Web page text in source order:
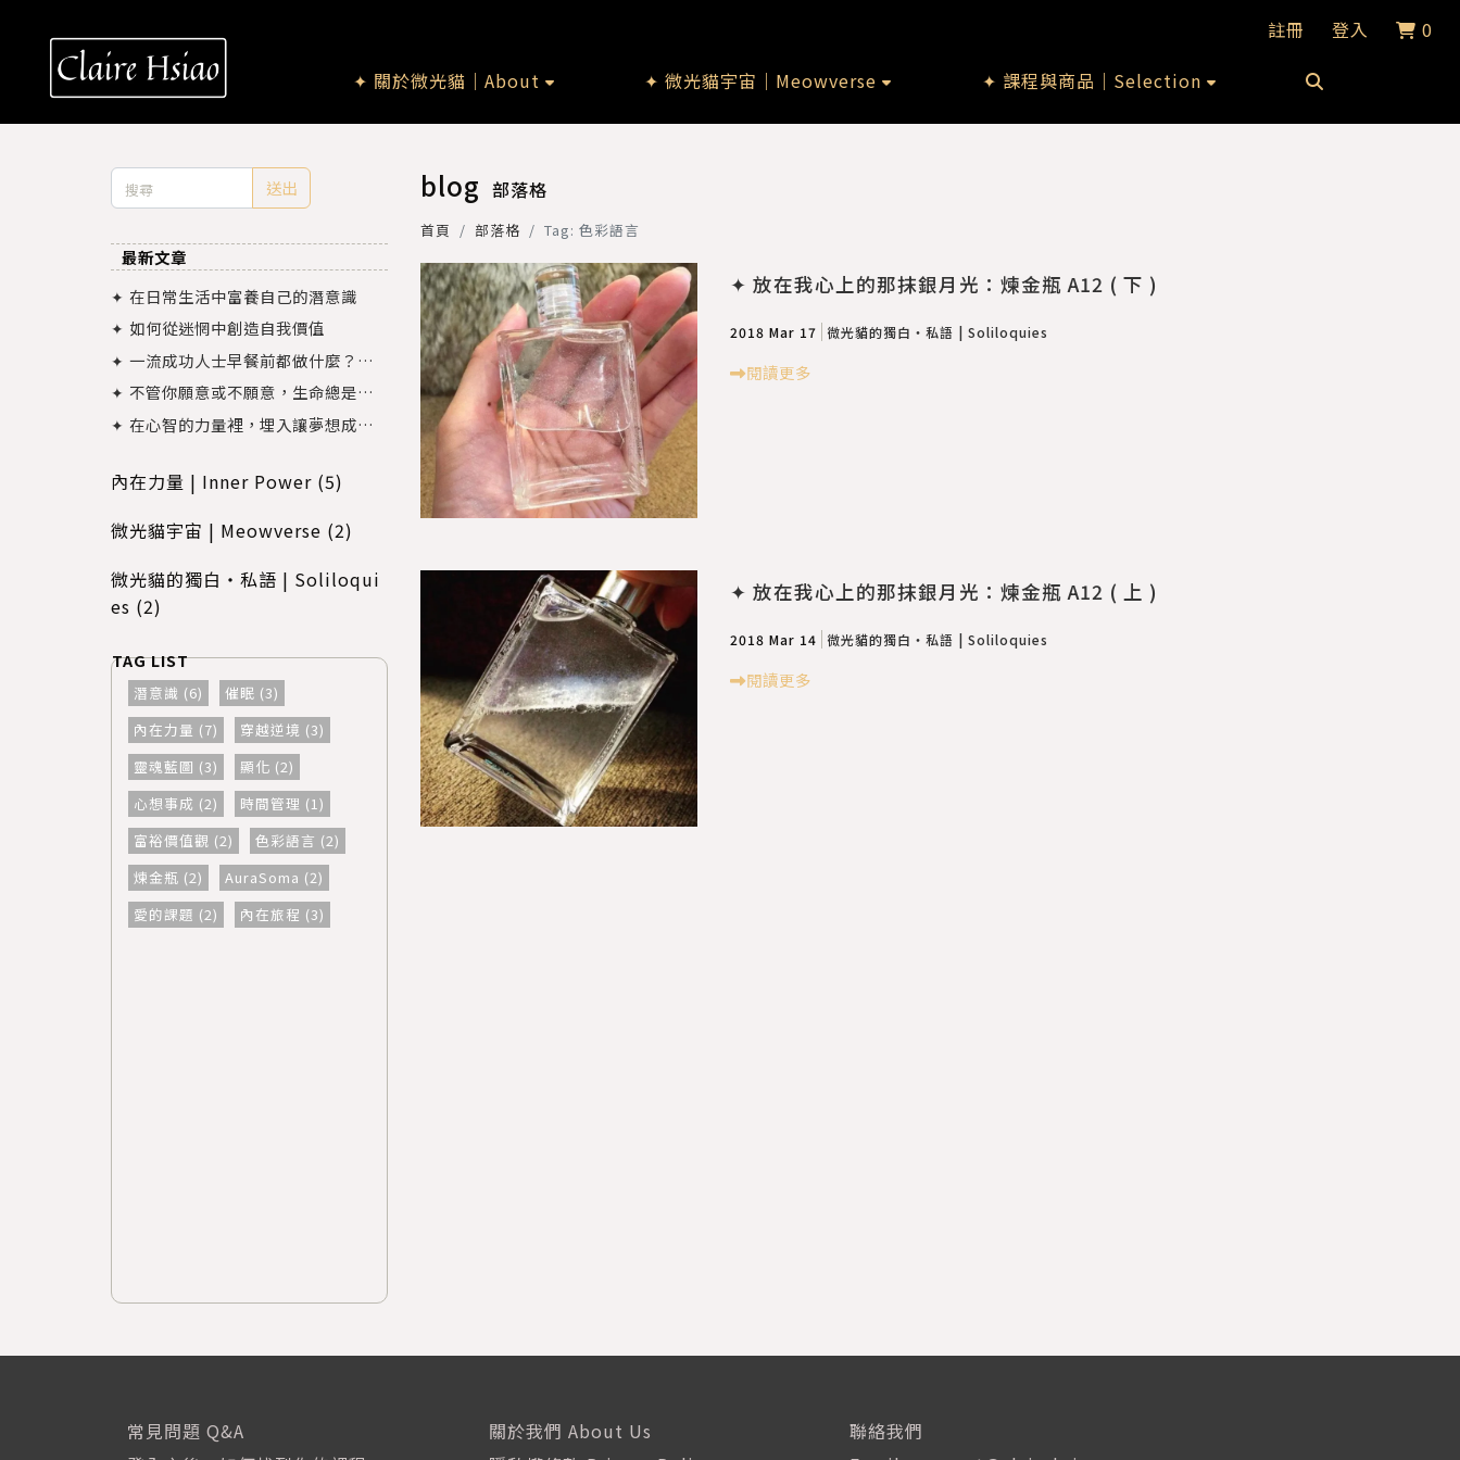
註冊 登入
0
✦ 關於微光貓｜About
✦ 微光貓宇宙｜Meowverse ✦ 課程與商品｜Selection
送出
最新文章
✦ 在日常生活中富養自己的潛意識
✦ 如何從迷惘中創造自我價值
✦ 一流成功人士早餐前都做什麼？從
時間管理來談談怎麼連結富裕價值觀
✦ 不管你願意或不願意，生命總是會
一次又一次的把你推到對的軌道上
✦ 在心智的力量裡，埋入讓夢想成真
內在力量 | Inner Power (5)
微光貓宇宙 | Meowverse (2)
微光貓的獨白・私語 | Soliloqui
es (2)
潛意識 (6)
催眠 (3)
內在力量 (7)
穿越逆境 (3)
靈魂藍圖 (3)
顯化 (2)
心想事成 (2)
時間管理 (1)
富裕價值觀 (2)
色彩語言 (2)
煉金瓶 (2)
AuraSoma (2)
愛的課題 (2)
內在旅程 (3)
blog 部落格
首頁 部落格 Tag: 色彩語言
✦ 放在我心上的那抹銀月光：煉金瓶 A12 ( 下 )
2018 Mar 17 微光貓的獨白・私語 | Soliloquies
閱讀更多
✦ 放在我心上的那抹銀月光：煉金瓶 A12 ( 上 )
2018 Mar 14 微光貓的獨白・私語 | Soliloquies
閱讀更多
常見問題 Q&A
關於我們 About Us
聯絡我們